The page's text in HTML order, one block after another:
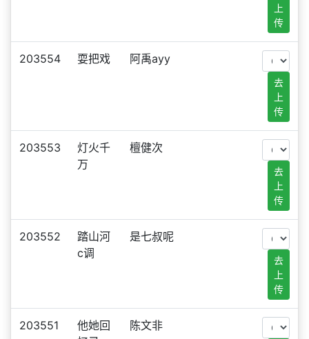
上
传
203554 耍把戏 阿禹ayy
去
上
传
203553
灯火千
万
檀健次
去
上
传
203552
踏山河
c调
是七叔呢
去
上
传
203551
他她回
陈文非